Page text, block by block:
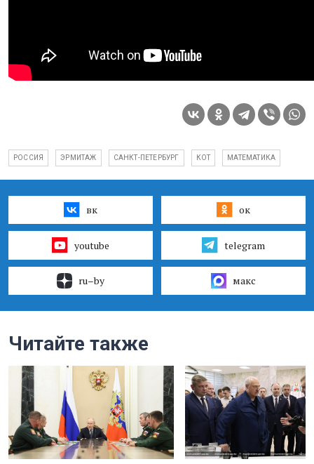
РОССИЯ ЭРМИТАЖ САНКТ-ПЕТЕРБУРГ КОТ МАТЕМАТИКА
вк ок
youtube telegram
ru–by макс
Читайте также